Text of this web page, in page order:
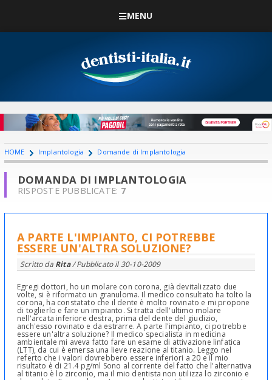
MENU
HOME Implantologia Domande di Implantologia
DOMANDA DI IMPLANTOLOGIA
RISPOSTE PUBBLICATE: 7
A PARTE L'IMPIANTO, CI POTREBBE
ESSERE UN'ALTRA SOLUZIONE?
Scritto da Rita/ Pubblicato il30-10-2009
Egregi dottori, ho un molare con corona, già devitalizzato due
volte, si è riformato un granuloma. Il medico consultato ha tolto la
corona, ha constatato che il dente è molto rovinato e mi propone
di toglierlo e fare un impianto. Si tratta dell'ultimo molare
nell'arcata inferiore destra, prima del dente del giudizio,
anch'esso rovinato e da estrarre. A parte l'impianto, ci potrebbe
essere un'altra soluzione? Il medico specialista in medicina
ambientale mi aveva fatto fare un esame di attivazione linfatica
(LTT), da cui è emersa una lieve reazione al titanio. Leggo nel
referto che i valori dovrebbero essere inferiori a 20 e il mio
risultato è di 21.4 pg/ml Sono al corrente del fatto che l'alternativa
al titanio è lo zirconio, ma il mio dentista non utilizza lo zirconio e